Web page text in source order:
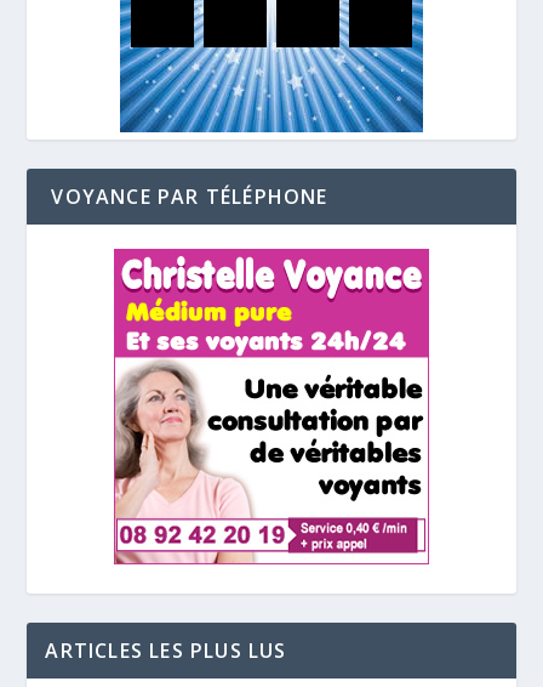
VOYANCE PAR TÉLÉPHONE
ARTICLES LES PLUS LUS